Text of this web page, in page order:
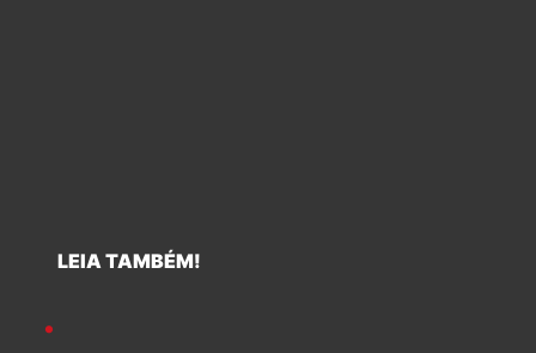
LEIA TAMBÉM!